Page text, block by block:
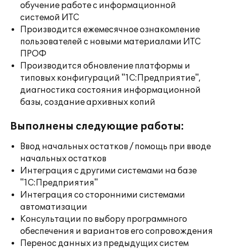
обучение работе с информационной
системой ИТС
Производится ежемесячное ознакомление
пользователей с новыми материалами ИТС
ПРОФ
Производится обновление платформы и
типовых конфигураций "1С:Предприятие",
диагностика состояния информационной
базы, создание архивных копий
Выполнены следующие работы:
Ввод начальных остатков / помощь при вводе
начальных остатков
Интеграция с другими системами на базе
"1С:Предприятия"
Интеграция со сторонними системами
автоматизации
Консультации по выбору программного
обеспечения и вариантов его сопровождения
Перенос данных из предыдущих систем